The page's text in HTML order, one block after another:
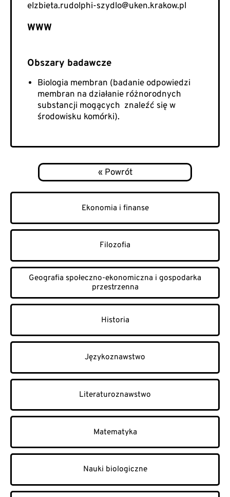
elzbieta.rudolphi-szydlo@uken.krakow.pl
WWW
Biologia membran (badanie odpowiedzi
membran na działanie różnorodnych
substancji mogących znaleźć się w
środowisku komórki).
Ekonomia i finanse
Filozofia
Geografia społeczno-ekonomiczna i gospodarka
przestrzenna
Historia
Językoznawstwo
Literaturoznawstwo
Matematyka
Nauki biologiczne